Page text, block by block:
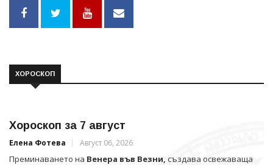
ХОРОСКОП
Хороскоп за 7 август
Елена Фотева Август 06, 2026
Преминаването на Венера във Везни, създава освежаваща